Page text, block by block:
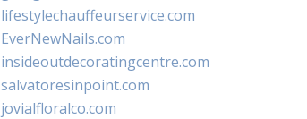
lifestylechauffeurservice.com
EverNewNails.com
insideoutdecoratingcentre.com
salvatoresinpoint.com
jovialfloralco.com